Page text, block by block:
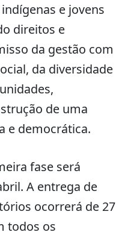
e jovens
direitos e
da gestão com
da diversidade
de uma
e democrática.
fase será
A entrega de
ocorrerá de 27
todos os